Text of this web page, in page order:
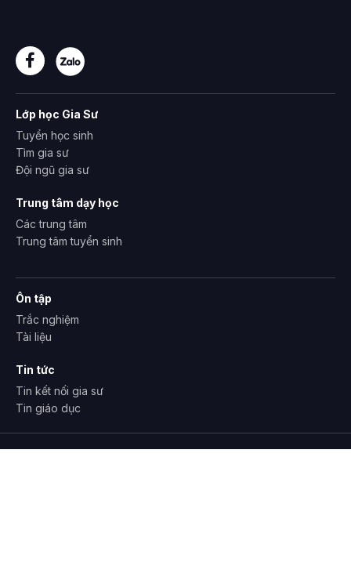
Lớp học Gia Sư
Tuyển học sinh
Tìm gia sư
Đội ngũ gia sư
Trung tâm dạy học
Các trung tâm
Trung tâm tuyển sinh
Ôn tập
Trắc nghiệm
Tài liệu
Tin tức
Tin kết nối gia sư
Tin giáo dục